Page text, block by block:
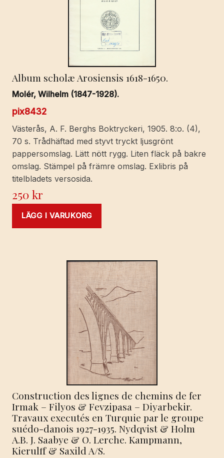
Album scholæ Arosiensis 1618-1650.
Molér, Wilhelm (1847-1928).
pix8432
Västerås, A. F. Berghs Boktryckeri, 1905. 8:o. (4),
70 s. Trådhäftad med styvt tryckt ljusgrönt
pappersomslag. Lätt nött rygg. Liten fläck på bakre
omslag. Stämpel på främre omslag. Exlibris på
titelbladets versosida.
250kr
LÄGG I VARUKORG
Construction des lignes de chemins de fer
Irmak – Filyos & Fevzipasa – Diyarbekir.
Travaux executés en Turquie par le groupe
suédo-danois 1927-1935. Nydqvist & Holm
A.B. J. Saabye & O. Lerche. Kampmann,
Kierulff & Saxild A/S.